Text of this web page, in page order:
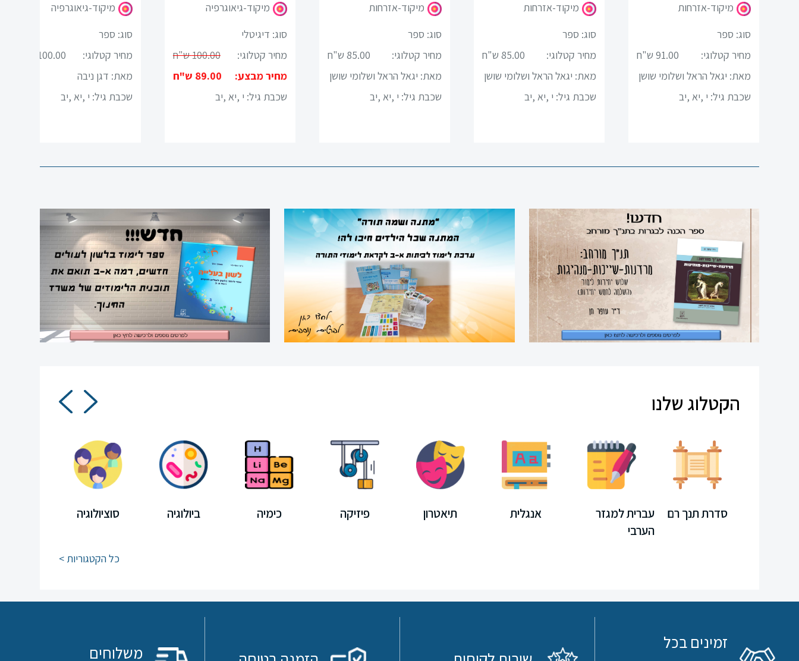
ביולוגיה
פיזיקה
עברית
הערבי
סדרת
תנך
מחשב
ספרי
משחקים
תורה
מיקוד-גיאוגרפיה
סוג: ספר
מחיר קטלוגי:
100.00 ש"ח
מאת: דגן ניבה
שכבת גיל: י ,יא ,יב
מיקוד-גיאוגרפיה
סוג: דיגיטלי
מחיר קטלוגי:
100.00 ש"ח
מחיר מבצע:
89.00 ש"ח
שכבת גיל: י ,יא ,יב
מיקוד-אזרחות
סוג: ספר
מחיר קטלוגי:
85.00 ש"ח
מאת: יגאל הראל ושלומי שושן
שכבת גיל: י ,יא ,יב
מיקוד-אזרחות
סוג: ספר
מחיר קטלוגי:
85.00 ש"ח
מאת: יגאל הראל ושלומי שושן
שכבת גיל: י ,יא ,יב
מיקוד-אזרחות
סוג: ספר
מחיר קטלוגי:
91.00 ש"ח
מאת: יגאל הראל ושלומי שושן
שכבת גיל: י ,יא ,יב
הקטלוג שלנו
סוציולוגיה ביולוגיה כימיה פיזיקה תיאטרון אנגלית
עברית למגזר
הערבי
סדרת תנך רם
כל הקטגוריות >
זמינים בכל
משלוחים